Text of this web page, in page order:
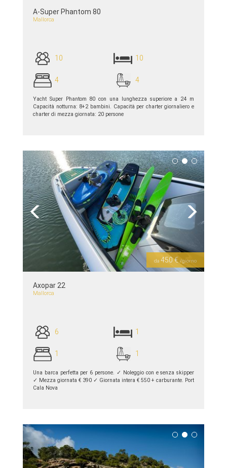
A-Super Phantom 80
Mallorca
10 10
4 4
Yacht Super Phantom 80 con una lunghezza superiore a 24 m
Capacità notturna: 8+2 bambini. Capacità per charter giornaliero e
charter di mezza giornata: 20 persone
piú dettagli >>
Previous Next
da 450 € /giorno
Axopar 22
Mallorca
6 1
1 1
Una barca perfetta per 6 persone. ✓ Noleggio con e senza skipper
✓ Mezza giornata € 390 ✓ Giornata intera € 550 + carburante. Port
Cala Nova